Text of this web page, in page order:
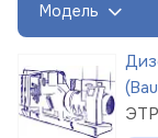
Модель